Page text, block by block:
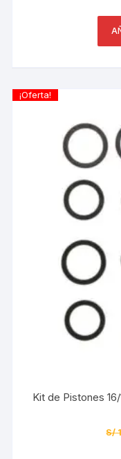
¡Oferta!
Kit de Pistones
S/